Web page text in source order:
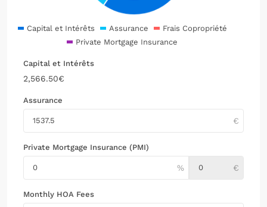
Capital et Intérêts Assurance
Frais Copropriété
Private Mortgage Insurance
Capital et Intérêts
2,566.50€
Assurance
Private Mortgage Insurance (PMI)
Monthly HOA Fees